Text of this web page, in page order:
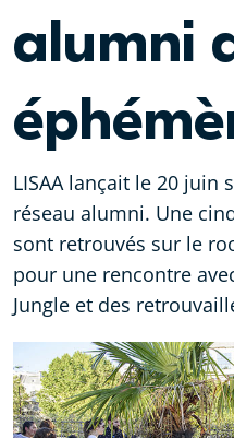
alumni
LISAA lançait le 20 juin
réseau alumni. Une
sont retrouvés sur le
pour une rencontre
Jungle et des